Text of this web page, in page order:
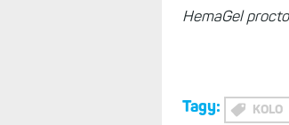
HemaGel
Tagy: KOLO